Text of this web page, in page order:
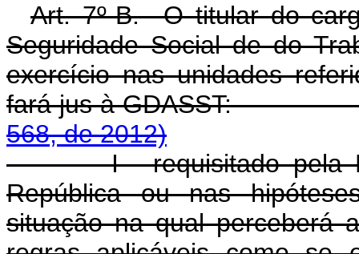
Art. 7º-B. O titular do
Seguridade Social de do
exercício nas unidades
fará jus à
568, de 2012)
I - requisitado pela
República ou nas
situação na qual perceberá